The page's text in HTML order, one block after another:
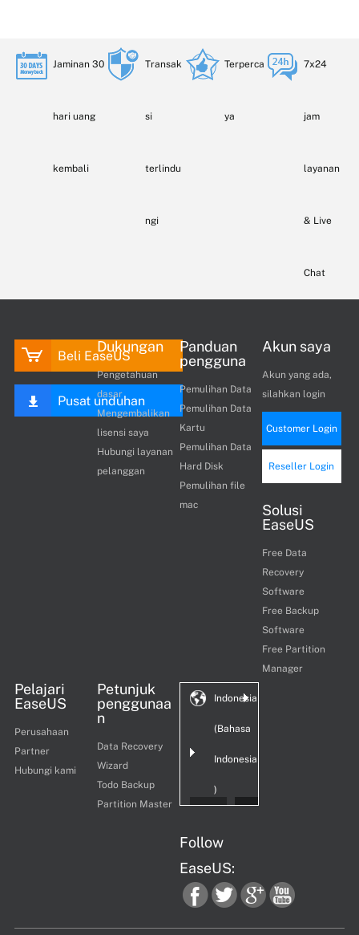
Jaminan 30
hari uang
kembali
Transak
si
terlindu
ngi
Terperca
ya
7x24
jam
layanan
& Live
Chat
Beli EaseUS
Pusat unduhan
Dukungan
Pengetahuan
dasar
Mengembalikan
lisensi saya
Hubungi layanan
pelanggan
Panduan
pengguna
Pemulihan Data
Pemulihan Data
Kartu
Pemulihan Data
Hard Disk
Pemulihan file
mac
Akun saya
Akun yang ada,
silahkan login
Customer Login
Reseller Login
Solusi
EaseUS
Free Data
Recovery
Software
Free Backup
Software
Free Partition
Manager
Pelajari
EaseUS
Perusahaan
Partner
Hubungi kami
Petunjuk
penggunaa
n
Data Recovery
Wizard
Todo Backup
Partition Master
Indonesia
(Bahasa
Indonesia
)
Follow
EaseUS:
fac twi goo you